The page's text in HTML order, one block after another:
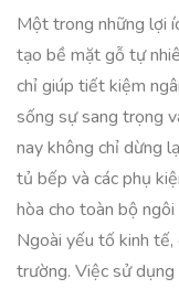
Một trong những lợi
tạo bề mặt gỗ tự
chỉ giúp tiết kiệm
sống sự sang trọng
nay không chỉ dừng
tủ bếp và các phụ
hòa cho toàn bộ ngôi
Ngoài yếu tố kinh tế,
trường. Việc sử